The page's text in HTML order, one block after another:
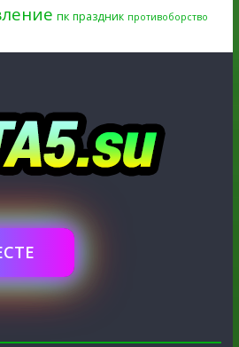
пк праздник противоборство